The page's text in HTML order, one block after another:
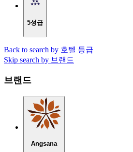
5성급
Back to search by 호텔 등급
Skip search by 브랜드
브랜드
Angsana